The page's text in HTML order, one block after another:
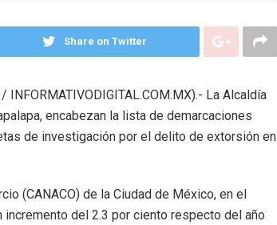
Share on Twitter
INFORMATIVODIGITAL.COM.MX).- La Alcaldía
encabezan la lista de demarcaciones
de investigación por el delito de extorsión en
(CANACO) de la Ciudad de México, en el
del 2.3 por ciento respecto del año